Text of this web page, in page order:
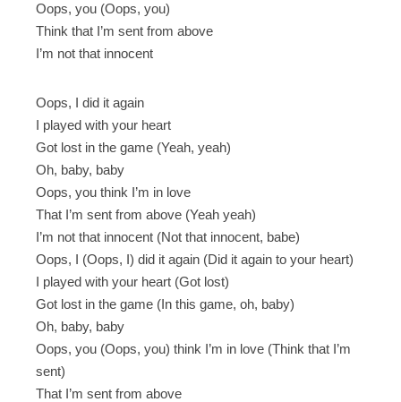
Oops, you (Oops, you)
Think that I’m sent from above
I’m not that innocent
Oops, I did it again
I played with your heart
Got lost in the game (Yeah, yeah)
Oh, baby, baby
Oops, you think I’m in love
That I’m sent from above (Yeah yeah)
I’m not that innocent (Not that innocent, babe)
Oops, I (Oops, I) did it again (Did it again to your heart)
I played with your heart (Got lost)
Got lost in the game (In this game, oh, baby)
Oh, baby, baby
Oops, you (Oops, you) think I’m in love (Think that I’m
sent)
That I’m sent from above